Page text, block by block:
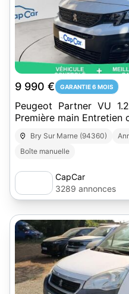
9 990 € GARANTIE 6 MOIS
Peugeot Partner VU
Première main Entretien
Bry Sur Marne (94360)
Boîte manuelle
CapCar
3289 annonces